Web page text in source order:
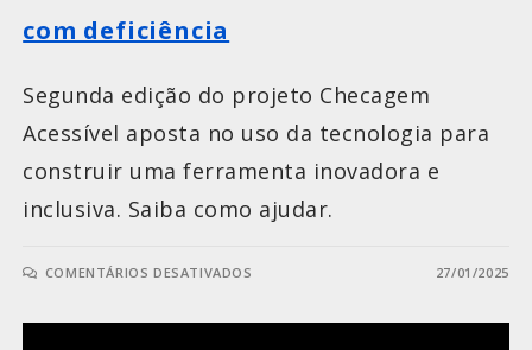
com deficiência
Segunda edição do projeto Checagem
Acessível aposta no uso da tecnologia para
construir uma ferramenta inovadora e
inclusiva. Saiba como ajudar.
COMENTÁRIOS DESATIVADOS 27/01/2025